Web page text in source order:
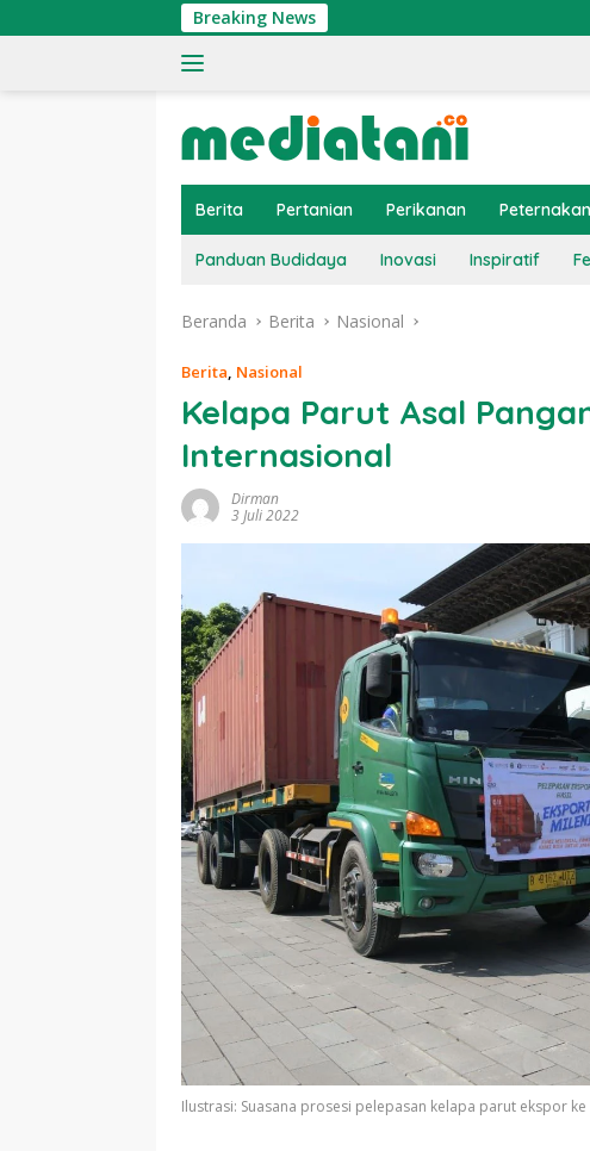
ke
Breaking News
Berita Pertanian Perikanan Peternakan
Panduan Budidaya Inovasi Inspiratif
Beranda Berita Nasional
Berita, Nasional
Kelapa Parut Asal
Internasional
Dirman
3 Juli 2022
Ilustrasi: Suasana prosesi pelepasan kelapa parut ekspor ke